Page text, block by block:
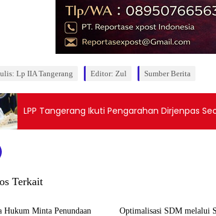
Lp IIA Tangerang Editor: Zul Sumber Berita
LPP Tangerang Ikuti Pengarahan Dirjenpas
Terkait
Hukum Minta Penundaan
Optimalisasi SDM melalui